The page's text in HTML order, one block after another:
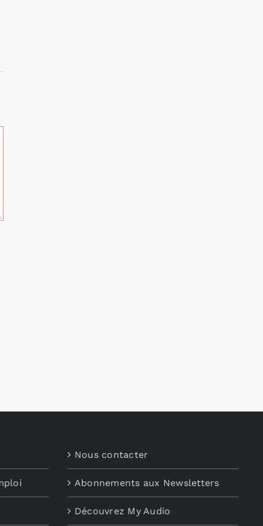
Nous contacter
Abonnements aux Newsletters
Découvrez My Audio